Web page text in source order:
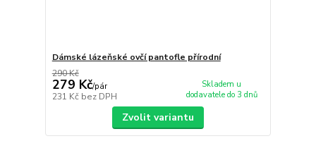
Dámské lázeňské ovčí pantofle přírodní
290 Kč
279 Kč/pár
231 Kč bez DPH
Skladem u
dodavatele do 3 dnů
Zvolit variantu